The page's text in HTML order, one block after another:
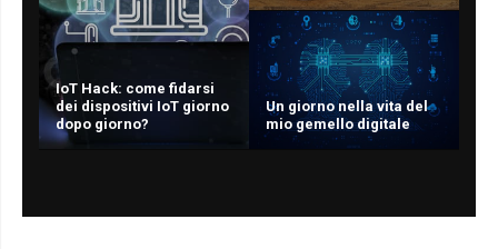
IoT Hack: come fidarsi
dei dispositivi IoT giorno
dopo giorno?
Un giorno nella vita del
mio gemello digitale